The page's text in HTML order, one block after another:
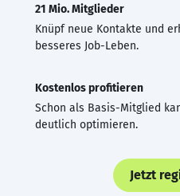
21 Mio. Mitglieder
Knüpf neue Kontakte und
besseres Job-Leben.
Kostenlos profitieren
Schon als Basis-Mitglied
deutlich optimieren.
Jetzt